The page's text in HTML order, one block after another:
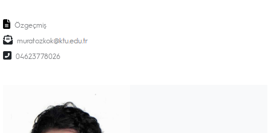
Özgeçmiş
muratozkok
04623778026